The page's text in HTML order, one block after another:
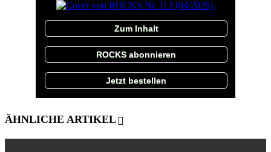
Zum Inhalt
ROCKS abonnieren
Jetzt bestellen
ÄHNLICHE ARTIKEL